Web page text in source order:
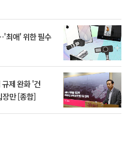
최애' 위한 필수
제 완화 '건
만 [종합]